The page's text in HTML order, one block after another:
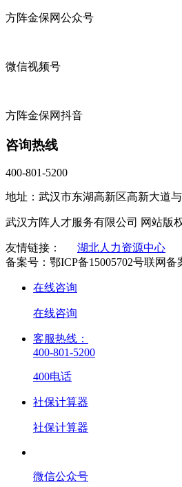
方阵金保网公众号
微信视频号
方阵金保网抖音
咨询热线
400-801-5200
地址：武汉市东湖高新区高新大道
武汉方阵人才服务有限公司 网站版
友情链接： 湖北人力资源中心
备案号：鄂ICP备15005702号联网备
在线咨询
在线咨询
客服热线：
400-801-5200
400电话
社保计算器
社保计算器
微信公众号